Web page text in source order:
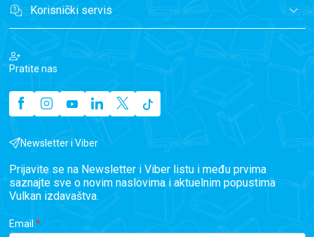
Korisnički servis
Pratite nas
Newsletter i Viber
Prijavite se na Newsletter i Viber listu i među prvima
saznajte sve o novim naslovima i aktuelnim popustima
Vulkan izdavaštva.
Email